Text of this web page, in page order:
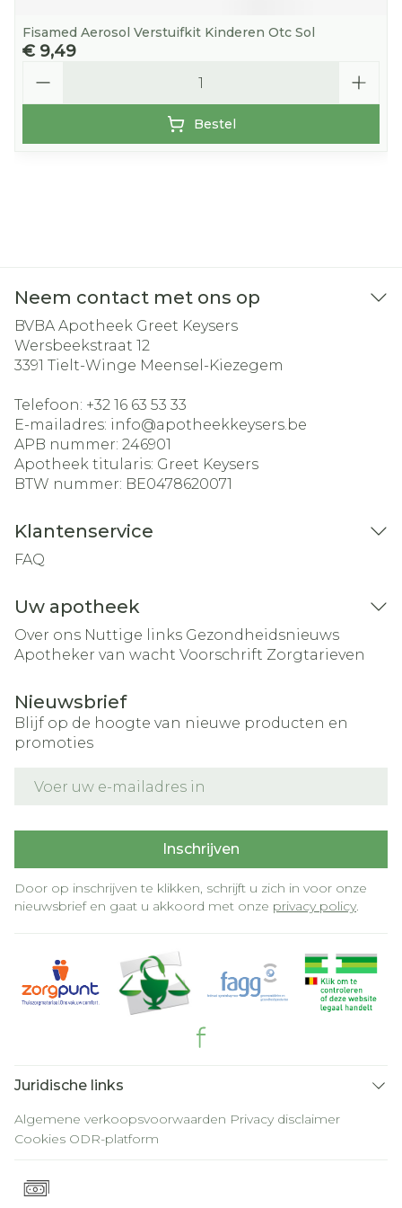
Fisamed Aerosol Verstuifkit Kinderen Otc Sol
€ 9,49
Bestel
Neem contact met ons op
BVBA Apotheek Greet Keysers
Wersbeekstraat 12
3391 Tielt-Winge Meensel-Kiezegem
Telefoon: +32 16 63 53 33
E-mailadres: info@apotheekkeysers.be
APB nummer: 246901
Apotheek titularis: Greet Keysers
BTW nummer: BE0478620071
Klantenservice
FAQ
Uw apotheek
Over ons Nuttige links Gezondheidsnieuws
Apotheker van wacht Voorschrift Zorgtarieven
Nieuwsbrief
Blijf op de hoogte van nieuwe producten en
promoties
Inschrijven
Door op inschrijven te klikken, schrijft u zich in voor onze
nieuwsbrief en gaat u akkoord met onze privacy policy.
Juridische links
Algemene verkoopsvoorwaarden Privacy disclaimer
Cookies ODR-platform